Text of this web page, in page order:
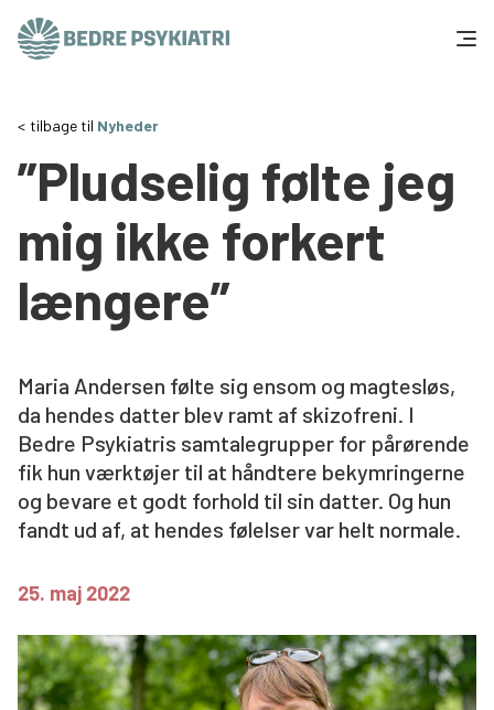
Tal og fakta
Om os
Vær med
Støt os
Søg
tilbage til Nyheder
”Pludselig følte jeg
mig ikke forkert
længere”
Maria Andersen følte sig ensom og magtesløs,
da hendes datter blev ramt af skizofreni. I
Bedre Psykiatris samtalegrupper for pårørende
fik hun værktøjer til at håndtere bekymringerne
og bevare et godt forhold til sin datter. Og hun
fandt ud af, at hendes følelser var helt normale.
25. maj 2022